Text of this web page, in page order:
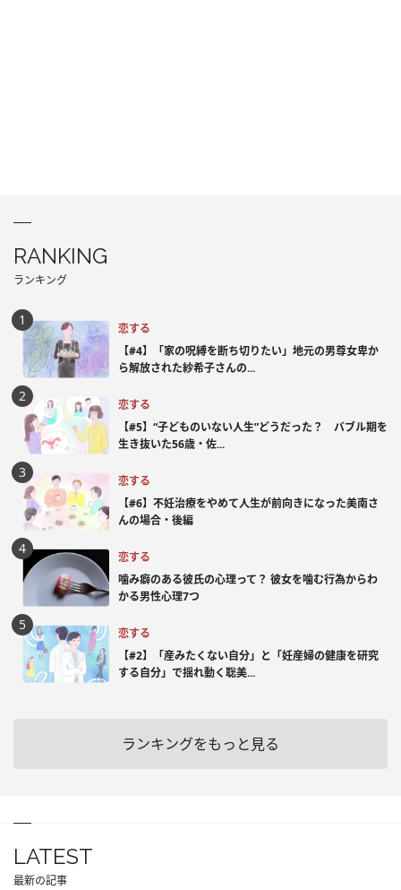
RANKING
ランキング
恋する
【#4】「家の呪縛を断ち切りたい」地元の男尊女卑か
ら解放された紗希子さんの...
恋する
【#5】“子どものいない人生”どうだった？ バブル期を
生き抜いた56歳・佐...
恋する
【#6】不妊治療をやめて人生が前向きになった美南さ
んの場合・後編
恋する
噛み癖のある彼氏の心理って？ 彼女を噛む行為からわ
かる男性心理7つ
恋する
【#2】「産みたくない自分」と「妊産婦の健康を研究
する自分」で揺れ動く聡美...
ランキングをもっと見る
LATEST
最新の記事